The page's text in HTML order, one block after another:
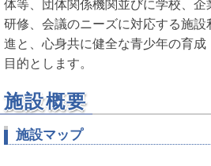
体等、団体関係機関並びに学校、企
研修、会議のニーズに対応する施
進と、心身共に健全な青少年の育
目的とします。
施設概要
施設マップ